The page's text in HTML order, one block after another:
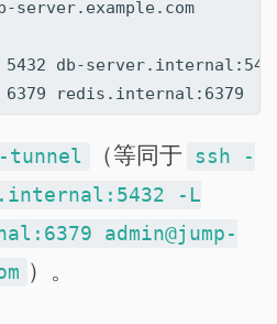
tunnel （等同于
ssh -
-L
admin@jump-
）。